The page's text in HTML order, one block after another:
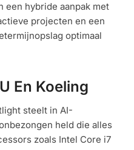
een hybride aanpak met
projecten en een
optimaal
En Koeling
steelt in AI-
held die alles
zoals Intel Core i7